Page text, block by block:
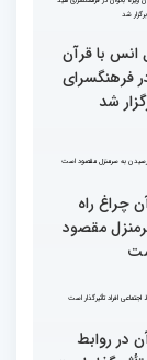
و فنی
با مساعدت
رفته/ اوقاف
فرهنگسرای